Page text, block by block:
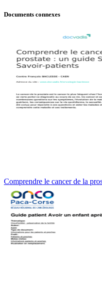
Documents connexes
Comprendre le cancer de la